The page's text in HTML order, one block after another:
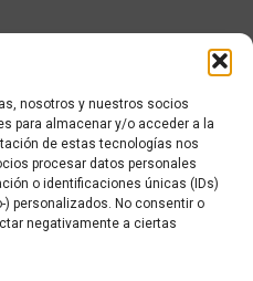
nosotros y nuestros socios
para almacenar y/o acceder a la
de estas tecnologías nos
procesar datos personales
o identificaciones únicas (IDs)
personalizados. No consentir o
negativamente a ciertas